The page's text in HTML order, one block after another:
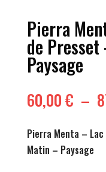
Pierra
de
Paysage
60,00€ –
Pierra Menta –
Matin – Paysage